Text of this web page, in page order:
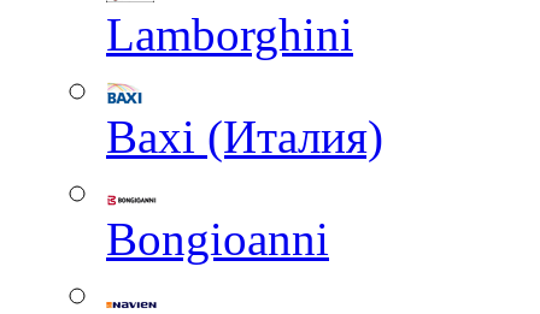
Lamborghini
Baxi (Италия)
Вongioanni